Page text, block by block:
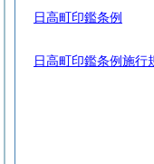
日高町印鑑条例
日高町印鑑条例施行